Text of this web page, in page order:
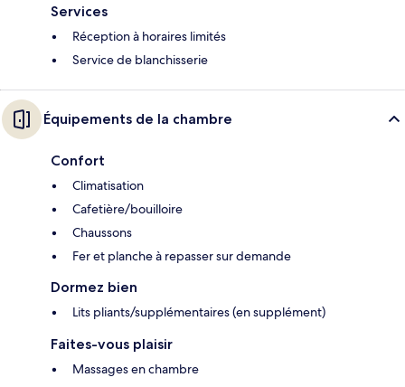
Services
Réception à horaires limités
Service de blanchisserie
Équipements de la chambre
Confort
Climatisation
Cafetière/bouilloire
Chaussons
Fer et planche à repasser sur demande
Dormez bien
Lits pliants/supplémentaires (en supplément)
Faites-vous plaisir
Massages en chambre